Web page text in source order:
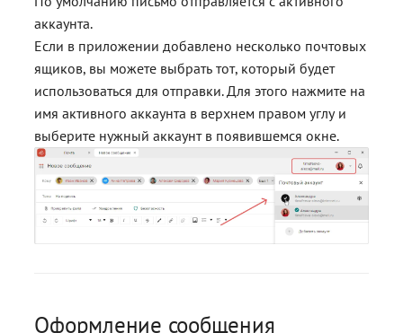
аккаунта.
Если в приложении добавлено несколько почтовых
ящиков, вы можете выбрать тот, который будет
использоваться для отправки. Для этого нажмите на
имя активного аккаунта в верхнем правом углу и
выберите нужный аккаунт в появившемся окне.
Оформление сообщения